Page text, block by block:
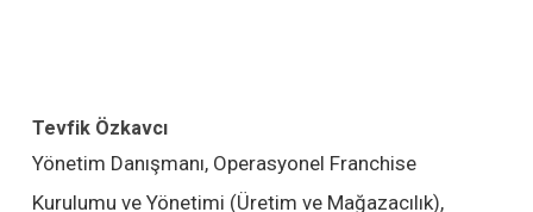
Tevfik Özkavcı
Yönetim Danışmanı, Operasyonel Franchise
Kurulumu ve Yönetimi (Üretim ve Mağazacılık),